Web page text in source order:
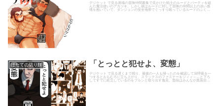
デジケット で見る酒場の冒険仲間募集で見かけた戦士のルードとパーティを組
んだ魔法使いのアカツキ。しかし彼はルードに対して冒険の仲間以上の淡い感
情を抱いていて、ダンジョンの安全地帯でぐっすり眠っているルードのふくら
ほたての切り餅 「とっとと犯せよ、変態」
デジケット で見る遅くまで残り、最後の一人も帰ったのを確認して深呼吸を一
つするとおもむろに立ち上がり、スラックスのファスナーをジィィ～…と下ろ
してすでに屹立しているのをブルンと取り出す逸見。普段はみんなが真面目に